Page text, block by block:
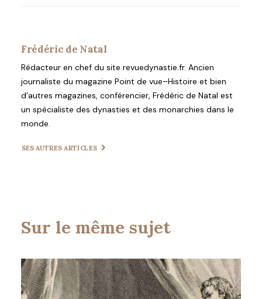
Frédéric de Natal
Rédacteur en chef du site revuedynastie.fr. Ancien
journaliste du magazine Point de vue–Histoire et bien
d’autres magazines, conférencier, Frédéric de Natal est
un spécialiste des dynasties et des monarchies dans le
monde.
SES AUTRES ARTICLES
Sur le même sujet